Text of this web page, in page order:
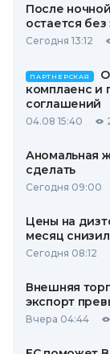
После
остается
Сегодня 13:12
ПАРТНЕРСКАЯ
комплаенс и
соглашений
04.08 15:40
Аномальная
сделать
Сегодня 09:00
Цены на
месяц
Сегодня 08:12
Внешняя
экспорт
Вчера 04:44